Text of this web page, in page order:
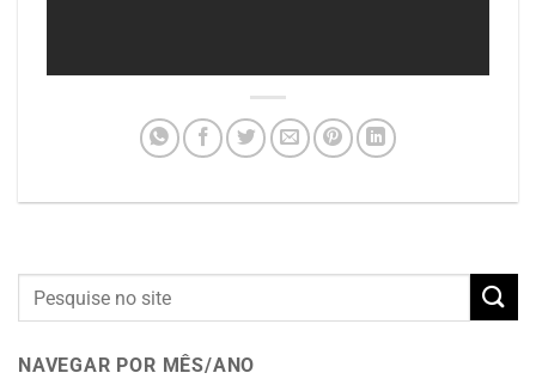
NAVEGAR POR MÊS/ANO